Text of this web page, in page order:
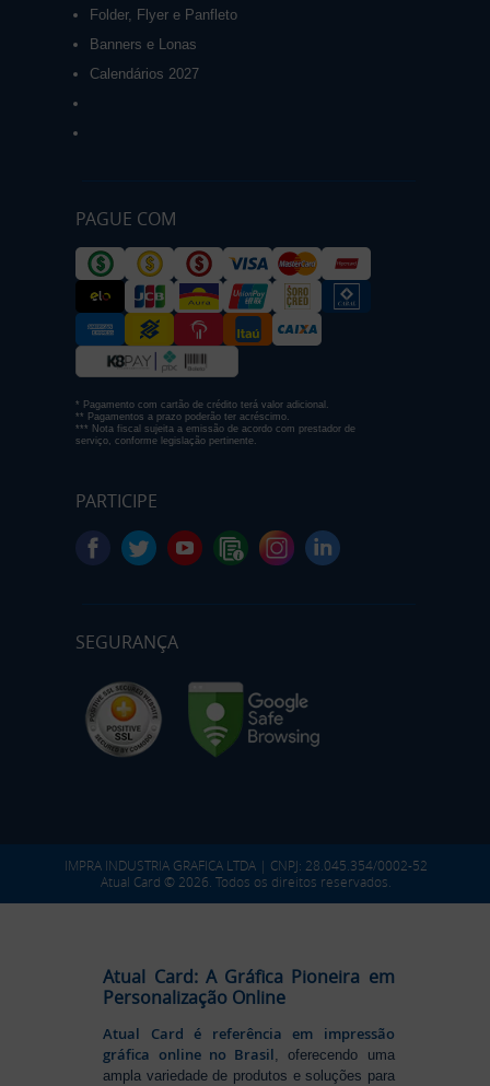
Folder, Flyer e Panfleto
Banners e Lonas
Calendários 2027
PAGUE COM
* Pagamento com cartão de crédito terá valor adicional.
** Pagamentos a prazo poderão ter acréscimo.
*** Nota fiscal sujeita a emissão de acordo com prestador de
serviço, conforme legislação pertinente.
PARTICIPE
SEGURANÇA
IMPRA INDUSTRIA GRAFICA LTDA | CNPJ: 28.045.354/0002-52
Atual Card © 2026. Todos os direitos reservados.
Atual Card: A Gráfica Pioneira em
Personalização Online
Atual Card é referência em impressão
gráfica online no Brasil , oferecendo uma
ampla variedade de produtos e soluções para